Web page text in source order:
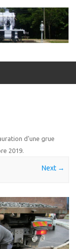
d’une grue
2019
Next →